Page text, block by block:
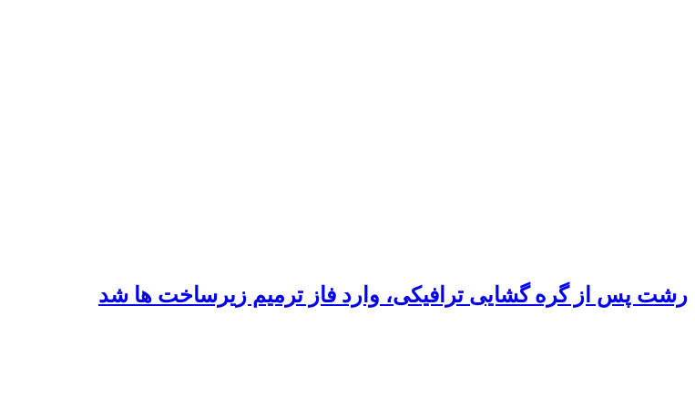
رشت پس از گره گشایی ترافیکی، وارد فاز ترمیم زیرساخت ها شد